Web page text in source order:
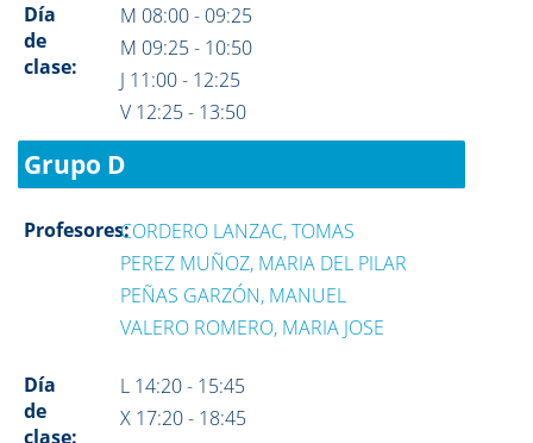
Día
de
clase:
M 08:00 - 09:25
M 09:25 - 10:50
J 11:00 - 12:25
V 12:25 - 13:50
Grupo D
Profesores:CORDERO LANZAC, TOMAS
PEREZ MUÑOZ, MARIA DEL PILAR
PEÑAS GARZÓN, MANUEL
VALERO ROMERO, MARIA JOSE
Día
de
clase:
L 14:20 - 15:45
X 17:20 - 18:45